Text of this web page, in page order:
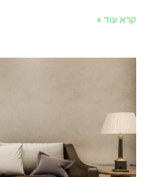
עוד »